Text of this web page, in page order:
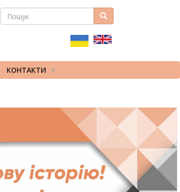
ПОШУКОВА
ПОШУК Пошук
КОНТАКТИ